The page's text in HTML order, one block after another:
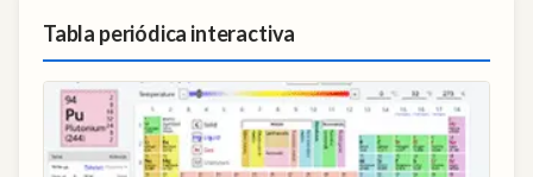
Tabla periódica interactiva